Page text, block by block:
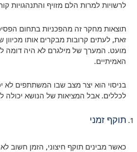
לרשויות למרות הלם מזויף והתנהגויות
תוצאות מחקר זה מהפכניות בתחום
זאת, לעתים קרובות מבקרים אותו מכיוון
מועט. המערך של מילגרם לא היה דומה
האמיתיים.
בניסוי הוא יצר מצב שבו המשתתפים לא
לכללים. אבל המציאות של הנושא יכולה
תוקף זמני
כאשר מבינים תוקף חיצוני, הזמן חשוב